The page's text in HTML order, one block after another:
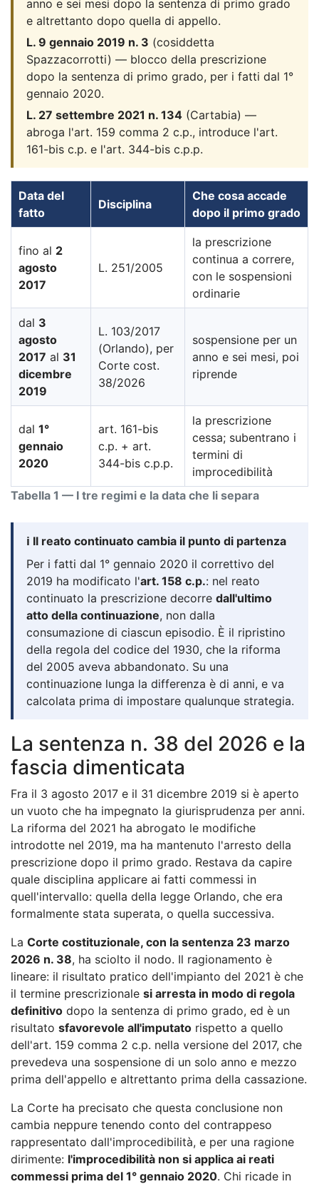
anno e sei mesi dopo la sentenza di primo grado
e altrettanto dopo quella di appello.
L. 9 gennaio 2019 n. 3 (cosiddetta
Spazzacorrotti) — blocco della prescrizione
dopo la sentenza di primo grado, per i fatti dal 1°
gennaio 2020.
L. 27 settembre 2021 n. 134 (Cartabia) —
abroga l'art. 159 comma 2 c.p., introduce l'art.
161-bis c.p. e l'art. 344-bis c.p.p.
Tabella 1 — I tre regimi e la data che li separa
Data del
fatto
Disciplina
Che cosa accade
dopo il primo grado
fino al 2
agosto
2017
L. 251/2005
la prescrizione
continua a correre,
con le sospensioni
ordinarie
dal 3
agosto
2017 al 31
dicembre
2019
L. 103/2017
(Orlando), per
Corte cost.
38/2026
sospensione per un
anno e sei mesi, poi
riprende
dal 1°
gennaio
2020
art. 161-bis
c.p. + art.
344-bis c.p.p.
la prescrizione
cessa; subentrano i
termini di
improcedibilità
ℹ️ Il reato continuato cambia il punto di partenza
Per i fatti dal 1° gennaio 2020 il correttivo del
2019 ha modificato l'art. 158 c.p.: nel reato
continuato la prescrizione decorre dall'ultimo
atto della continuazione, non dalla
consumazione di ciascun episodio. È il ripristino
della regola del codice del 1930, che la riforma
del 2005 aveva abbandonato. Su una
continuazione lunga la differenza è di anni, e va
calcolata prima di impostare qualunque strategia.
La sentenza n. 38 del 2026 e la
fascia dimenticata
Fra il 3 agosto 2017 e il 31 dicembre 2019 si è aperto
un vuoto che ha impegnato la giurisprudenza per anni.
La riforma del 2021 ha abrogato le modifiche
introdotte nel 2019, ma ha mantenuto l'arresto della
prescrizione dopo il primo grado. Restava da capire
quale disciplina applicare ai fatti commessi in
quell'intervallo: quella della legge Orlando, che era
formalmente stata superata, o quella successiva.
La Corte costituzionale, con la sentenza 23 marzo
2026 n. 38, ha sciolto il nodo. Il ragionamento è
lineare: il risultato pratico dell'impianto del 2021 è che
il termine prescrizionale si arresta in modo di regola
definitivo dopo la sentenza di primo grado, ed è un
risultato sfavorevole all'imputato rispetto a quello
dell'art. 159 comma 2 c.p. nella versione del 2017, che
prevedeva una sospensione di un solo anno e mezzo
prima dell'appello e altrettanto prima della cassazione.
La Corte ha precisato che questa conclusione non
cambia neppure tenendo conto del contrappeso
rappresentato dall'improcedibilità, e per una ragione
dirimente: l'improcedibilità non si applica ai reati
commessi prima del 1° gennaio 2020. Chi ricade in